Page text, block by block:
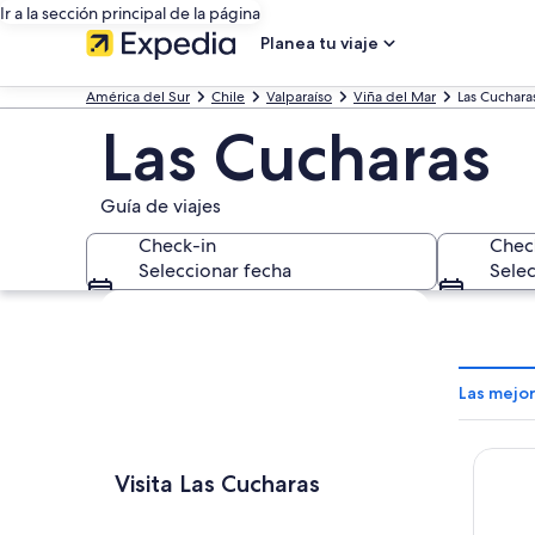
Ir a la sección principal de la página
Planea tu viaje
América del Sur Chile Valparaíso Viña del Mar Las
Las Cucharas
Guía de viajes
Check-in
Seleccionar fecha
Explorar mapa
Visita Las Cucharas
Las